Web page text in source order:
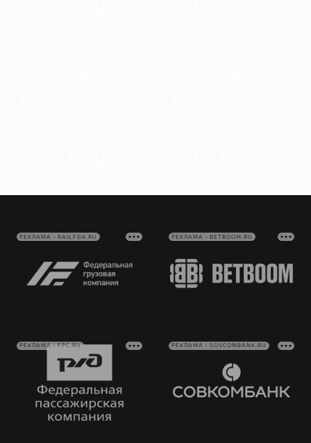
РЕКЛАМА • RAILFGK.RU РЕКЛАМА • BETBOOM.RU
РЕКЛАМА • FPC.RU РЕКЛАМА • SOVCOMBANK.RU